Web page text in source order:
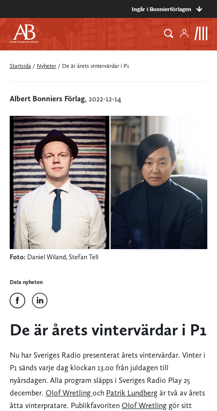
Ingår i Bonnierförlagen
Startsida / Nyheter / De är årets vintervärdar i P1
Albert Bonniers Förlag, 2022-12-14
Foto: Daniel Wiland, Stefan Tell
Dela nyheten
De är årets vintervärdar i P1
Nu har Sveriges Radio presenterat årets vintervärdar. Vinter i
P1 sänds varje dag klockan 13.00 från juldagen till
nyårsdagen. Alla program släpps i Sveriges Radio Play 25
december. Olof Wretling och Patrik Lundberg är två av årets
åtta vinterpratare. Publikfavoriten Olof Wretling gör sitt